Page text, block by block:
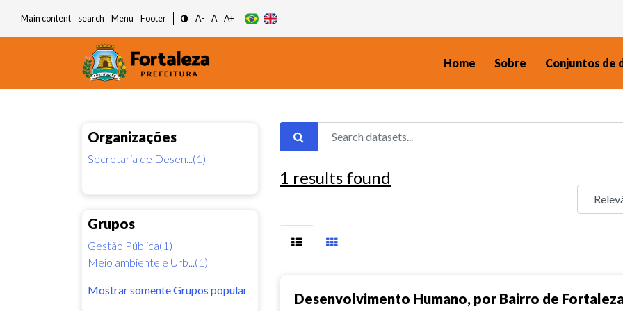
Main content search Menu Footer A- A A+
Home Sobre Conjuntos de
Organizações
Secretaria de Desen...(1)
Grupos
Gestão Pública(1)
Meio ambiente e Urb...(1)
Mostrar somente Grupos popular
1 results found
Desenvolvimento Humano, por Bairro de